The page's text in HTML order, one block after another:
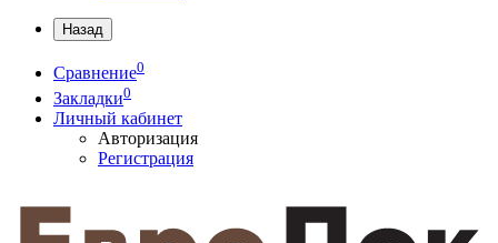
Назад
Сравнение0
Закладки0
Личный кабинет
Авторизация
Регистрация